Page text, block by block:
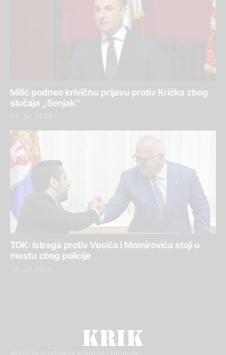
Milić podneo krivičnu prijavu protiv Krička zbog
slučaja „Senjak“
30. jul 2026.
TOK: Istraga protiv Vesića i Momirovića stoji u
mestu zbog policije
30. jul 2026.
Mreža za istraživanje kriminala i korupcije